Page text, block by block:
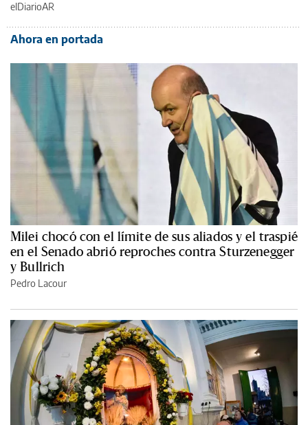
elDiarioAR
Ahora en portada
Milei chocó con el límite de sus aliados y el traspié
en el Senado abrió reproches contra Sturzenegger
y Bullrich
Pedro Lacour